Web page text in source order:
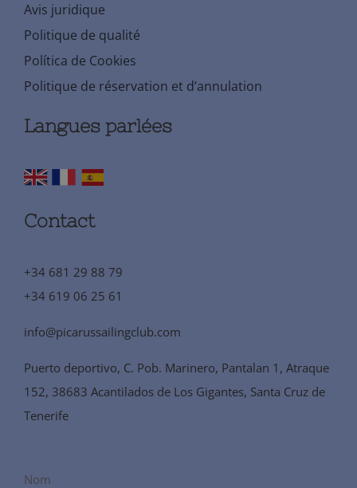
Avis juridique
Politique de qualité
Política de Cookies
Politique de réservation et d’annulation
Langues parlées
Contact
+34 681 29 88 79
+34 619 06 25 61
info@picarussailingclub.com
Puerto deportivo, C. Pob. Marinero, Pantalan 1, Atraque
152, 38683 Acantilados de Los Gigantes, Santa Cruz de
Tenerife
Nom